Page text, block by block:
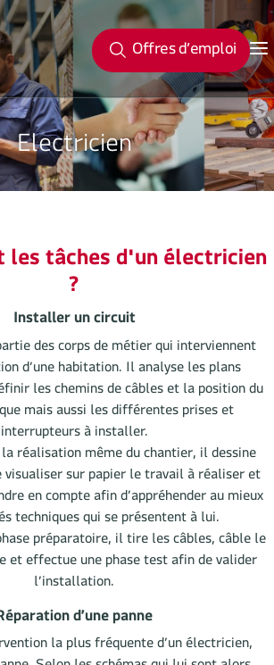
Offres d’emploi
Electricien
les tâches d'un électricien
?
Installer un circuit
des corps de métier qui interviennent
d’une habitation. Il analyse les plans
les chemins de câbles et la position du
mais aussi les différentes prises et
interrupteurs à installer.
réalisation même du chantier, il dessine
visualiser sur papier le travail à réaliser et
en compte afin d’appréhender au mieux
techniques qui se présentent à lui.
préparatoire, il tire les câbles, câble le
et effectue une phase test afin de valider
l’installation.
d’une panne
la plus fréquente d’un électricien,